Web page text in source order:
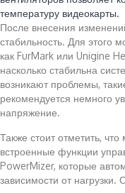
температуру видеокарты.
После внесения
стабильность. Для этого
как FurMark или Unigine
насколько стабильна
возникают проблемы,
рекомендуется немного
напряжение.
Также стоит отметить,
встроенные функции
PowerMizer, которые
зависимости от нагрузки.